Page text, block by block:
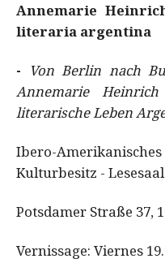
Annemarie
literaria argentina
-
Von Berlin nach
Annemarie
literarische Leben
Ibero-
Kulturbesitz - Lesesaal
Potsdamer Straße 37,
Vernissage: Viernes